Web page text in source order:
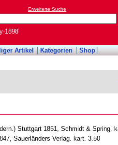
Erweiterte Suche
1898
Artikel Kategorien Shop
Stuttgart 1851, Schmidt & Spring.
Sauerländers Verlag. kart. 3.50